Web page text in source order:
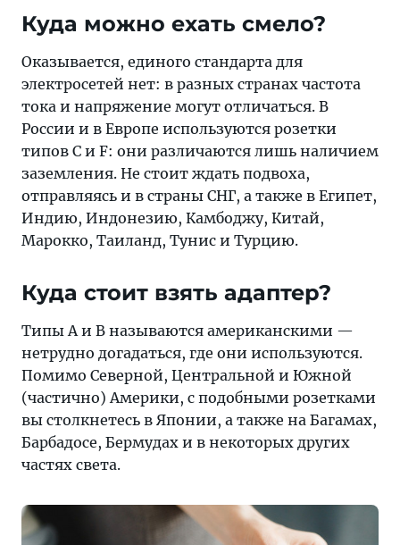
Куда можно ехать смело?
Оказывается, единого стандарта для
электросетей нет: в разных странах частота
тока и напряжение могут отличаться. В
России и в Европе используются розетки
типов C и F: они различаются лишь наличием
заземления. Не стоит ждать подвоха,
отправляясь и в страны СНГ, а также в Египет,
Индию, Индонезию, Камбоджу, Китай,
Марокко, Таиланд, Тунис и Турцию.
Куда стоит взять адаптер?
Типы А и B называются американскими —
нетрудно догадаться, где они используются.
Помимо Северной, Центральной и Южной
(частично) Америки, с подобными розетками
вы столкнетесь в Японии, а также на Багамах,
Барбадосе, Бермудах и в некоторых других
частях света.